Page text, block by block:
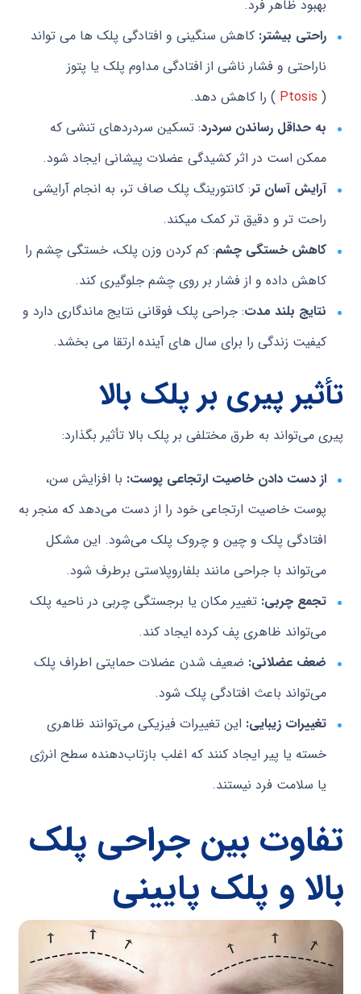
بهبود ظاهر فرد.
راحتی بیشتر: کاهش سنگینی و افتادگی پلک ها می تواند
ناراحتی و فشار ناشی از افتادگی مداوم پلک یا پتوز
(
Ptosis ) را کاهش دهد.
به حداقل رساندن سردرد: تسکین سردردهای تنشی که
ممکن است در اثر کشیدگی عضلات پیشانی ایجاد شود.
آرایش آسان تر: کانتورینگ پلک صاف تر، به انجام آرایشی
راحت تر و دقیق تر کمک میکند.
کاهش خستگی چشم: کم کردن وزن پلک، خستگی چشم را
کاهش داده و از فشار بر روی چشم جلوگیری کند.
نتایج بلند مدت: جراحی پلک فوقانی نتایج ماندگاری دارد و
کیفیت زندگی را برای سال های آینده ارتقا می بخشد.
تأثیر پیری بر پلک بالا
پیری می‌تواند به طرق مختلفی بر پلک بالا تأثیر بگذارد:
از دست دادن خاصیت ارتجاعی پوست: با افزایش سن،
پوست خاصیت ارتجاعی خود را از دست می‌دهد که منجر به
افتادگی پلک و چین و چروک پلک می‌شود. این مشکل
می‌تواند با جراحی مانند بلفاروپلاستی برطرف شود.
تجمع چربی:تغییر مکان یا برجستگی چربی در ناحیه پلک
می‌تواند ظاهری پف کرده ایجاد کند.
ضعف عضلانی: ضعیف شدن عضلات حمایتی اطراف پلک
می‌تواند باعث افتادگی پلک شود.
تغییرات زیبایی: این تغییرات فیزیکی می‌توانند ظاهری
خسته یا پیر ایجاد کنند که اغلب بازتاب‌دهنده سطح انرژی
یا سلامت فرد نیستند.
تفاوت بین جراحی پلک
بالا و پلک پایینی